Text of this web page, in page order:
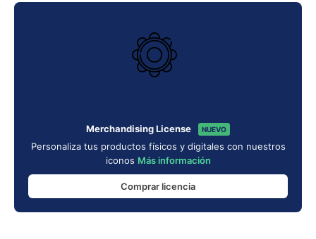
Merchandising License NUEVO
Personaliza tus productos físicos y digitales con nuestros
iconos Más información
Comprar licencia